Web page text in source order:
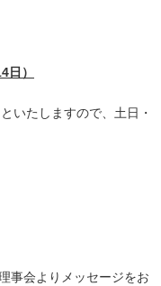
）
いたしますので、土日・
事会よりメッセージをお